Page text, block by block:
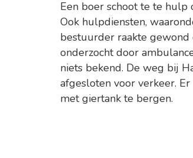
Een boer schoot te te
Ook hulpdiensten,
bestuurder raakte
onderzocht door
niets bekend. De weg bij
afgesloten voor verkeer.
met giertank te bergen.